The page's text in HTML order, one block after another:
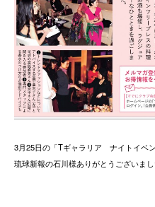
3月25日の「Tギャラリア ナイトイベ
琉球新報の石川様ありがとうございまし